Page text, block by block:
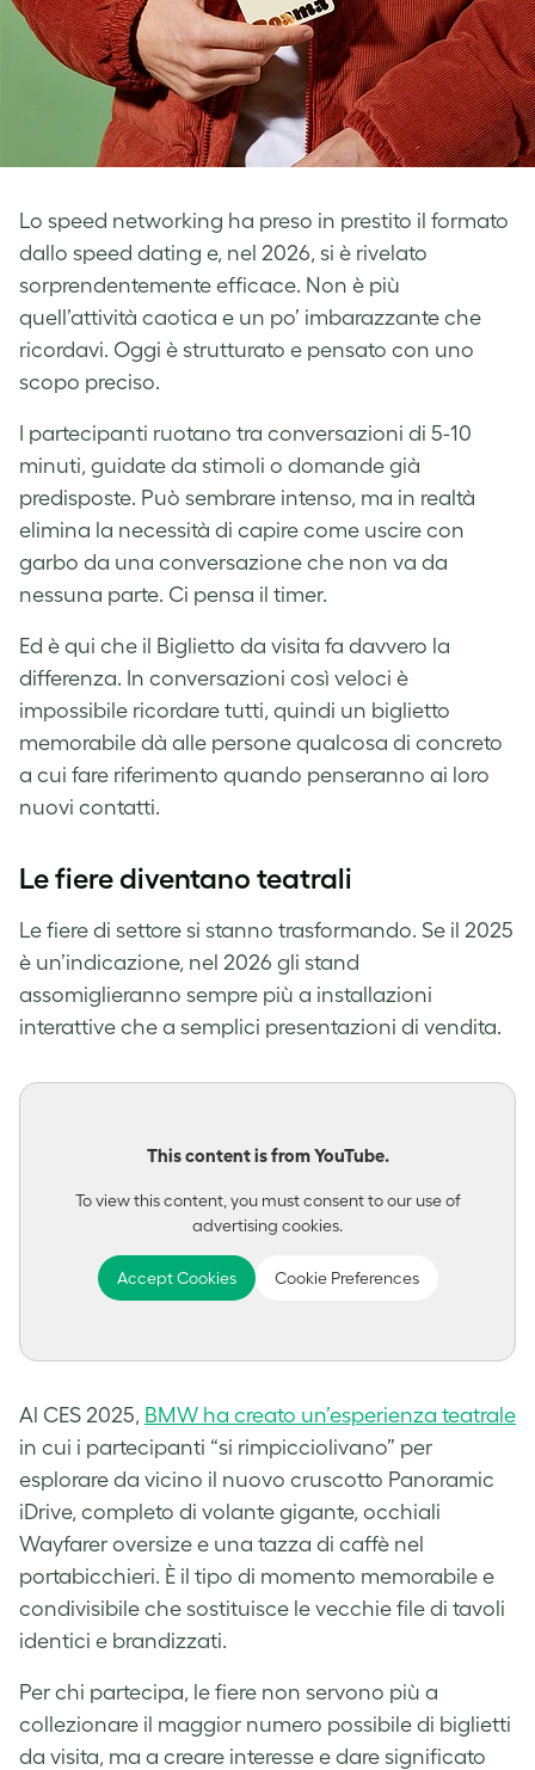
Lo speed networking ha preso in prestito il formato
dallo speed dating e, nel 2026, si è rivelato
sorprendentemente efficace. Non è più
quell’attività caotica e un po’ imbarazzante che
ricordavi. Oggi è strutturato e pensato con uno
scopo preciso.
I partecipanti ruotano tra conversazioni di 5-10
minuti, guidate da stimoli o domande già
predisposte. Può sembrare intenso, ma in realtà
elimina la necessità di capire come uscire con
garbo da una conversazione che non va da
nessuna parte. Ci pensa il timer.
Ed è qui che il Biglietto da visita fa davvero la
differenza. In conversazioni così veloci è
impossibile ricordare tutti, quindi un biglietto
memorabile dà alle persone qualcosa di concreto
a cui fare riferimento quando penseranno ai loro
nuovi contatti.
Le fiere diventano teatrali
Le fiere di settore si stanno trasformando. Se il 2025
è un’indicazione, nel 2026 gli stand
assomiglieranno sempre più a installazioni
interattive che a semplici presentazioni di vendita.
This content is from YouTube.
To view this content, you must consent to our use of
advertising cookies.
Accept Cookies Cookie Preferences
Al CES 2025, BMW ha creato un’esperienza teatrale
in cui i partecipanti “si rimpicciolivano” per
esplorare da vicino il nuovo cruscotto Panoramic
iDrive, completo di volante gigante, occhiali
Wayfarer oversize e una tazza di caffè nel
portabicchieri. È il tipo di momento memorabile e
condivisibile che sostituisce le vecchie file di tavoli
identici e brandizzati.
Per chi partecipa, le fiere non servono più a
collezionare il maggior numero possibile di biglietti
da visita, ma a creare interesse e dare significato